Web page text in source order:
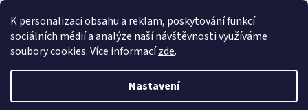
K personalizaci obsahu a reklam, poskytování funkcí
sociálních médií a analýze naší návštěvnosti využíváme
soubory cookies. Více informacízde.
Nastavení